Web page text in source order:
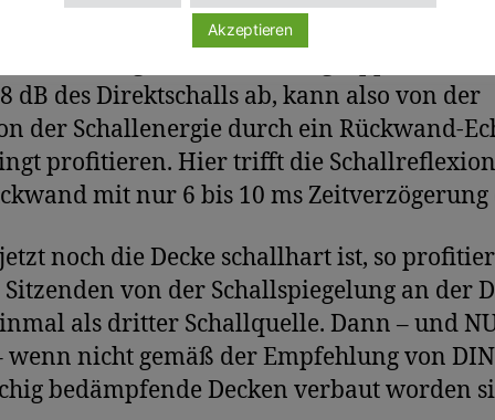
oder ein Schüler in der letzten
hinten angeordneten Tischgruppe bekommt
dB des Direktschalls ab, kann also von der
der Schallenergie durch ein Rückwand-
profitieren. Hier trifft die
mit nur 6 bis 10 ms Zeitverzögerung
noch die Decke schallhart ist, so
von der Schallspiegelung an der
als dritter Schallquelle. Dann – und
wenn nicht gemäß der Empfehlung von
bedämpfende Decken verbaut worden
Akzeptieren